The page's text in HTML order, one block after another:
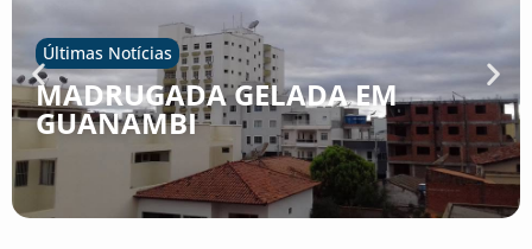
Últimas Notícias
MADRUGADA GELADA EM
GUANAMBI